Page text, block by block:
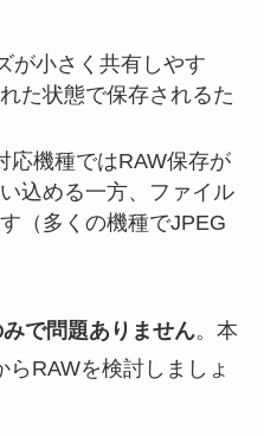
が小さく共有しやす
た状態で保存されるた
応機種ではRAW保存が
込める一方、ファイル
（多くの機種でJPEG
で問題ありません。本
RAWを検討しましょ